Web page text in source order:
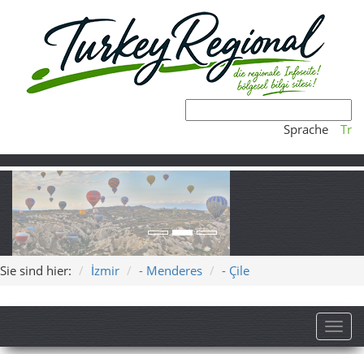
Sprache Tr
Sie sind hier: İzmir - Menderes - Çile